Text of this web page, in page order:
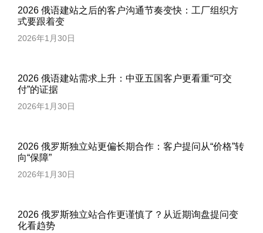
2026 俄语建站之后的客户沟通节奏变快：工厂组织方
式要跟着变
2026年1月30日
2026 俄语建站需求上升：中亚五国客户更看重“可交
付”的证据
2026年1月30日
2026 俄罗斯独立站更偏长期合作：客户提问从“价格”转
向“保障”
2026年1月30日
2026 俄罗斯独立站合作更谨慎了？从近期询盘提问变
化看趋势